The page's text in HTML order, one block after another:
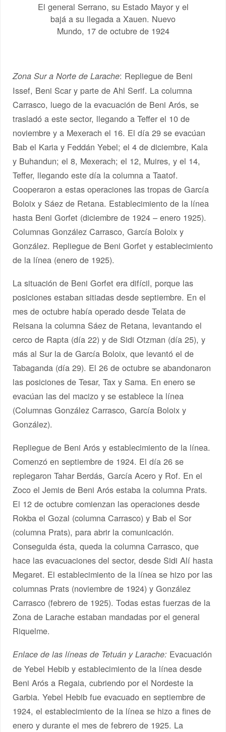
El general Serrano, su Estado Mayor y el
bajá a su llegada a Xauen. Nuevo
Mundo, 17 de octubre de 1924
Zona Sur a Norte de Larache: Repliegue de Beni
Issef, Beni Scar y parte de Ahl Serif. La columna
Carrasco, luego de la evacuación de Beni Arós, se
trasladó a este sector, llegando a Teffer el 10 de
noviembre y a Mexerach el 16. El día 29 se evacúan
Bab el Karia y Feddán Yebel; el 4 de diciembre, Kala
y Buhandun; el 8, Mexerach; el 12, Muires, y el 14,
Teffer, llegando este día la columna a Taatof.
Cooperaron a estas operaciones las tropas de García
Boloix y Sáez de Retana. Establecimiento de la línea
hasta Beni Gorfet (diciembre de 1924 – enero 1925).
Columnas González Carrasco, García Boloix y
González. Repliegue de Beni Gorfet y establecimiento
de la línea (enero de 1925).
La situación de Beni Gorfet era difícil, porque las
posiciones estaban sitiadas desde septiembre. En el
mes de octubre había operado desde Telata de
Reisana la columna Sáez de Retana, levantando el
cerco de Rapta (día 22) y de Sidi Otzman (día 25), y
más al Sur la de García Boloix, que levantó el de
Tabaganda (día 29). El 26 de octubre se abandonaron
las posiciones de Tesar, Tax y Sama. En enero se
evacúan las del macizo y se establece la línea
(Columnas González Carrasco, García Boloix y
González).
Repliegue de Beni Arós y establecimiento de la línea.
Comenzó en septiembre de 1924. El día 26 se
replegaron Tahar Berdás, García Acero y Rof. En el
Zoco el Jemis de Beni Arós estaba la columna Prats.
El 12 de octubre comienzan las operaciones desde
Rokba el Gozal (columna Carrasco) y Bab el Sor
(columna Prats), para abrir la comunicación.
Conseguida ésta, queda la columna Carrasco, que
hace las evacuaciones del sector, desde Sidi Alí hasta
Megaret. El establecimiento de la línea se hizo por las
columnas Prats (noviembre de 1924) y González
Carrasco (febrero de 1925). Todas estas fuerzas de la
Zona de Larache estaban mandadas por el general
Riquelme.
Enlace de las líneas de Tetuán y Larache: Evacuación
de Yebel Hebib y establecimiento de la línea desde
Beni Arós a Regaia, cubriendo por el Nordeste la
Garbia. Yebel Hebib fue evacuado en septiembre de
1924, el establecimiento de la línea se hizo a fines de
enero y durante el mes de febrero de 1925. La